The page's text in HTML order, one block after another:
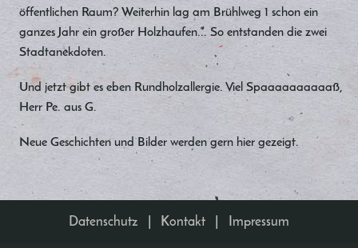
öffentlichen Raum? Weiterhin lag am Brühlweg 1 schon ein
ganzes Jahr ein großer Holzhaufen... So entstanden die zwei
Stadtanekdoten.
Und jetzt gibt es eben Rundholzallergie. Viel Spaaaaaaaaaaß,
Herr Pe. aus G.
Neue Geschichten und Bilder werden gern hier gezeigt.
Datenschutz | Kontakt | Impressum